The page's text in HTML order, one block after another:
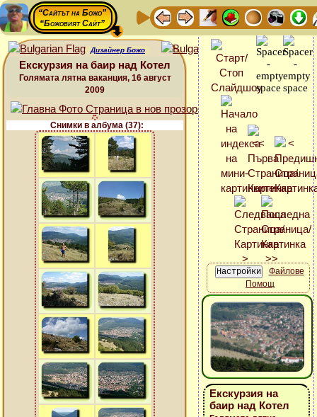
“Сайтът на Божо”
“Божовият Сайт”
Дизайнер Божо
Екскурзия на баир над Котел
Голямата лятна ваканция, 16 август
2009
Снимки в албума (37):
Файлове
Помощ
Екскурзия на
баир над Котел